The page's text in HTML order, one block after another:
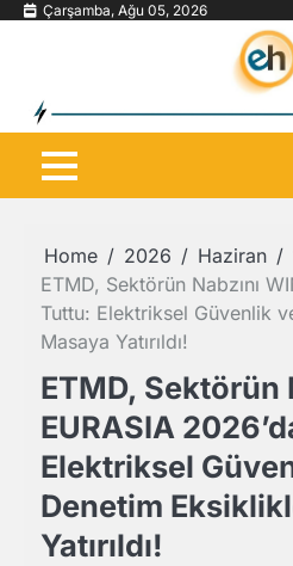
Skip Çarşamba, Ağu 05, 2026
Home 2026 Haziran
ETMD, Sektörün Nabzını
Tuttu: Elektriksel Güvenlik
Masaya Yatırıldı!
ETMD, Sektörün
EURASIA
Elektriksel
Denetim
Yatırıldı!